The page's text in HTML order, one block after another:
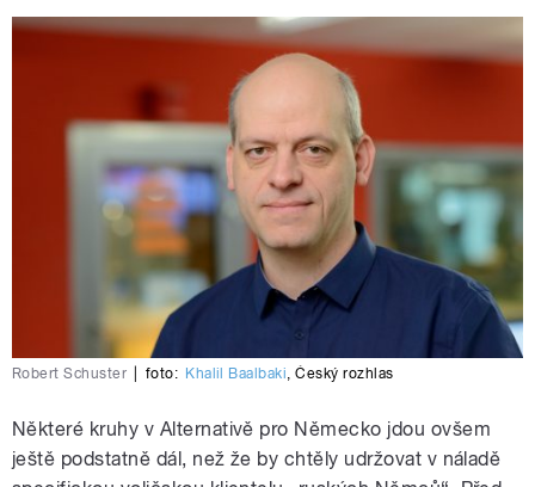
Robert Schuster foto: Khalil Baalbaki ,Český rozhlas
Některé kruhy v Alternativě pro Německo jdou ovšem
ještě podstatně dál, než že by chtěly udržovat v náladě